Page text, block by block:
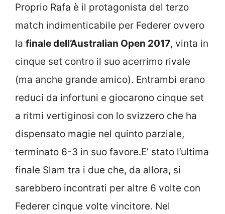
Proprio Rafa è il protagonista del terzo
match indimenticabile per Federer ovvero
la finale dell’Australian Open 2017, vinta in
cinque set contro il suo acerrimo rivale
(ma anche grande amico). Entrambi erano
reduci da infortuni e giocarono cinque set
a ritmi vertiginosi con lo svizzero che ha
dispensato magie nel quinto parziale,
terminato 6-3 in suo favore.E’ stato l’ultima
finale Slam tra i due che, da allora, si
sarebbero incontrati per altre 6 volte con
Federer cinque volte vincitore. Nel